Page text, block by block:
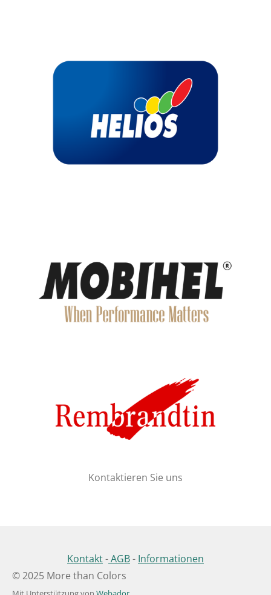
Kontaktieren Sie uns
Kontakt-AGB- Informationen
© 2025 More than Colors